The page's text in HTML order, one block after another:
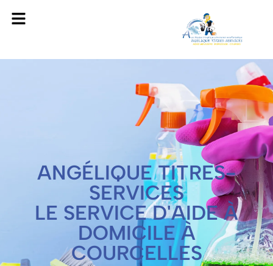
ANGÉLIQUE TITRES-
SERVICES
LE SERVICE D'AIDE À
DOMICILE À
COURCELLES